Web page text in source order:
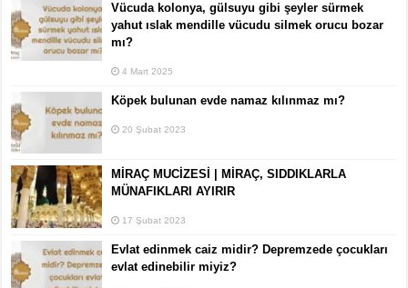
Vücuda kolonya, gülsuyu gibi şeyler sürmek
yahut ıslak mendille vücudu silmek orucu bozar
mı?
4 Mart 2025
Köpek bulunan evde namaz kılınmaz mı?
20 Şubat 2023
MİRAÇ MUCİZESİ | MİRAÇ, SIDDIKLARLA
MÜNAFIKLARI AYIRIR
17 Şubat 2023
Evlat edinmek caiz midir? Depremzede çocukları
evlat edinebilir miyiz?